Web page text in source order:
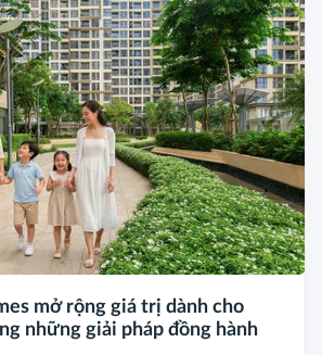
mở rộng giá trị dành cho
những giải pháp đồng hành